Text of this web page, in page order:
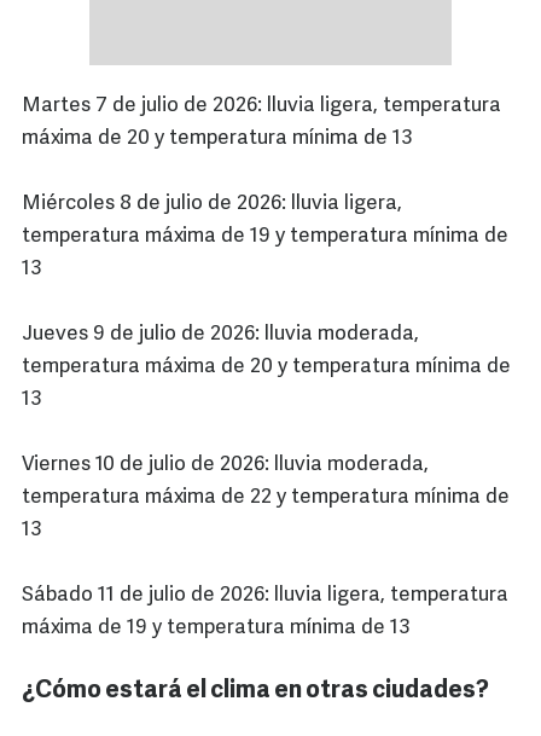
Martes 7 de julio de 2026: lluvia ligera, temperatura
máxima de 20 y temperatura mínima de 13
Miércoles 8 de julio de 2026: lluvia ligera,
temperatura máxima de 19 y temperatura mínima de
13
Jueves 9 de julio de 2026: lluvia moderada,
temperatura máxima de 20 y temperatura mínima de
13
Viernes 10 de julio de 2026: lluvia moderada,
temperatura máxima de 22 y temperatura mínima de
13
Sábado 11 de julio de 2026: lluvia ligera, temperatura
máxima de 19 y temperatura mínima de 13
¿Cómo estará el clima en otras ciudades?